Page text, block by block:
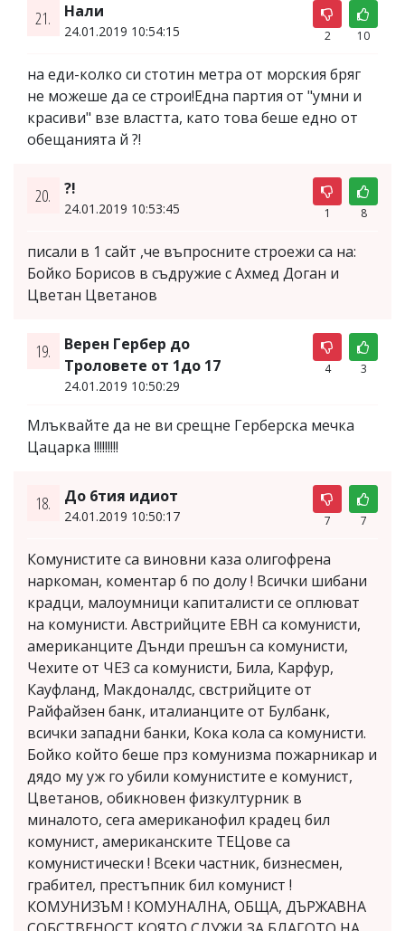
21. Нали
24.01.2019 10:54:15 2 10
на еди-колко си стотин метра от морския бряг
не можеше да се строи!Една партия от "умни и
красиви" взе властта, като това беше едно от
обещанията й ?!
20. ?!
24.01.2019 10:53:45 1 8
писали в 1 сайт ,че въпросните строежи са на:
Бойко Борисов в съдружие с Ахмед Доган и
Цветан Цветанов
19.
Верен Гербер до
Троловете от 1до 17
24.01.2019 10:50:29
4 3
Млъквайте да не ви срещне Герберска мечка
Цацарка !!!!!!!!!
18. До 6тия идиот
24.01.2019 10:50:17 7 7
Комунистите са виновни каза олигофрена
наркоман, коментар 6 по долу ! Всички шибани
крадци, малоумници капиталисти се оплюват
на комунисти. Австрийците ЕВН са комунисти,
американците Дънди прешън са комунисти,
Чехите от ЧЕЗ са комунисти, Била, Карфур,
Кауфланд, Макдоналдс, свстрийците от
Райфайзен банк, италианците от Булбанк,
всички западни банки, Кока кола са комунисти.
Бойко който беше прз комунизма пожарникар и
дядо му уж го убили комунистите е комунист,
Цветанов, обикновен физкултурник в
миналото, сега американофил крадец бил
комунист, американските ТЕЦове са
комунистически ! Всеки частник, бизнесмен,
грабител, престъпник бил комунист !
КОМУНИЗЪМ ! КОМУНАЛНА, ОБЩА, ДЪРЖАВНА